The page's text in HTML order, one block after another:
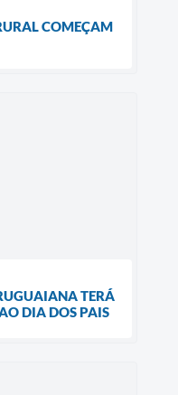
COMEÇAM
TERÁ
DIA DOS PAIS